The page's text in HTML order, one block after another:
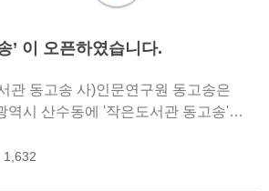
’ 이 오픈하였습니다.
문연구원 동고송은
역시 산수동에 '작은도서관 동고송'을
서, 마치 집안 서가에서처럼 책을 볼 수
1,632